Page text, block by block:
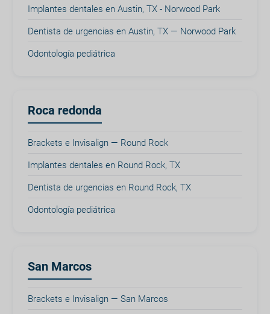
Implantes dentales en Austin, TX - Norwood Park
Dentista de urgencias en Austin, TX — Norwood Park
Odontología pediátrica
Roca redonda
Brackets e Invisalign — Round Rock
Implantes dentales en Round Rock, TX
Dentista de urgencias en Round Rock, TX
Odontología pediátrica
San Marcos
Brackets e Invisalign — San Marcos